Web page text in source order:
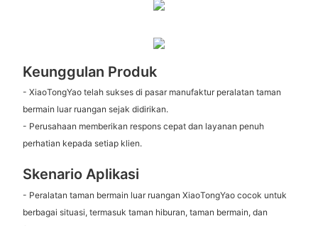
Keunggulan Produk
- XiaoTongYao telah sukses di pasar manufaktur peralatan taman
bermain luar ruangan sejak didirikan.
- Perusahaan memberikan respons cepat dan layanan penuh
perhatian kepada setiap klien.
Skenario Aplikasi
- Peralatan taman bermain luar ruangan XiaoTongYao cocok untuk
berbagai situasi, termasuk taman hiburan, taman bermain, dan